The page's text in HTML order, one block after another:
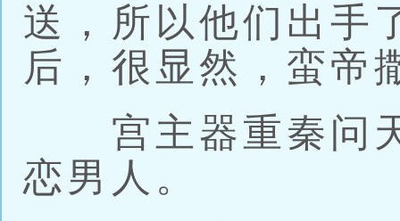
送，所以他们出手
后，很显然，蛮帝
宫主器重秦问天
恋男人。